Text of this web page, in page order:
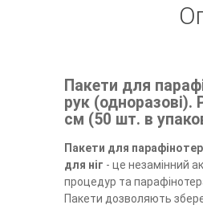
Пакети для
рук (одноразові).
см (50 шт. в
Пакети для
для ніг - це незамінний
процедур та
Пакети дозволяють